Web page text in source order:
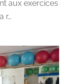
aux exercices
r…